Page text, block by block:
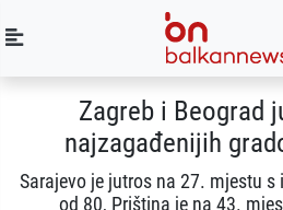
Zagreb i Beograd
najzagađenijih
Sarajevo je jutros na 27. mjestu
od 80, Priština je na 43.